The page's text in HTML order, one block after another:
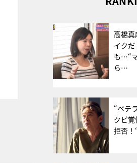
高橋
イク
も…“
ら…
“ベテ
クビ
拒否